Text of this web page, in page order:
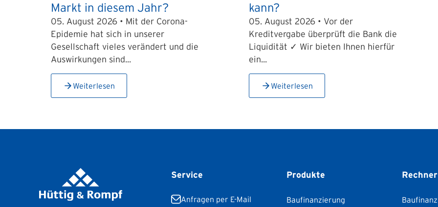
Markt in diesem Jahr?
05. August 2026 • Mit der Corona-
Epidemie hat sich in unserer
Gesellschaft vieles verändert und die
Auswirkungen sind...
Weiterlesen
kann?
05. August 2026 • Vor der
Kreditvergabe überprüft die Bank die
Liquidität ✓ Wir bieten Ihnen hierfür
ein...
Weiterlesen
Service
Anfragen per E-Mail
Produkte
Baufinanzierung
Rechner